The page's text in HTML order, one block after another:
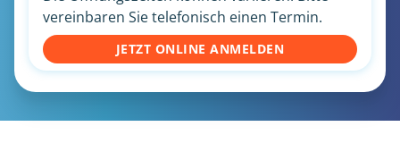
vereinbaren Sie telefonisch einen Termin.
JETZT ONLINE ANMELDEN